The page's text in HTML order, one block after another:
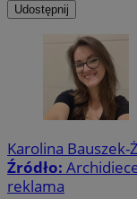
Udostępnij
Karolina Bauszek-
Źródło:
reklama